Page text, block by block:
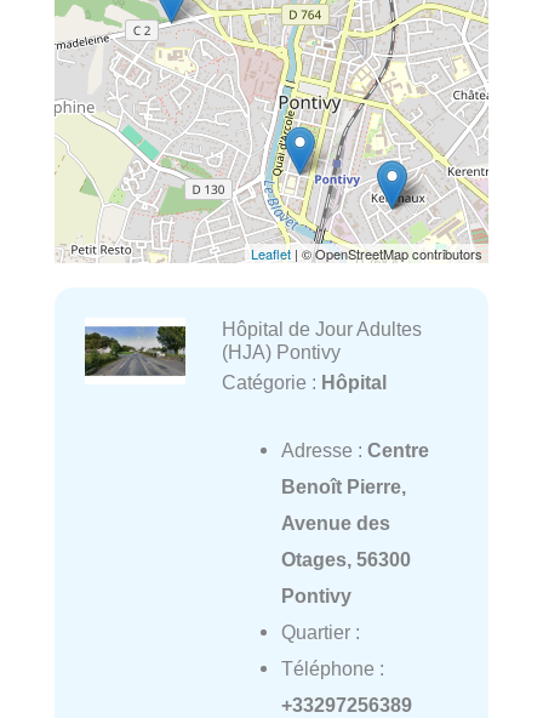
Leaflet | © OpenStreetMap contributors
Hôpital de Jour Adultes
(HJA) Pontivy
Catégorie : Hôpital
Adresse : Centre
Benoît Pierre,
Avenue des
Otages, 56300
Pontivy
Quartier :
Téléphone :
+33297256389